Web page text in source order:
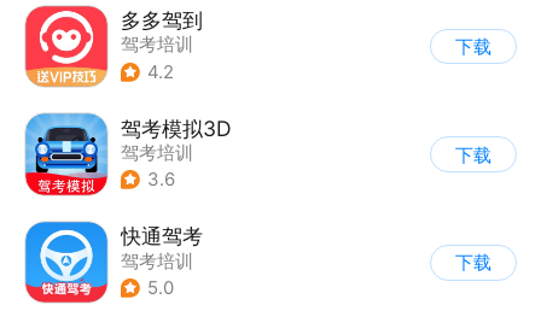
多多驾到
驾考培训
4.2
下载
驾考模拟3D
驾考培训
3.6
下载
快通驾考
驾考培训
5.0
下载